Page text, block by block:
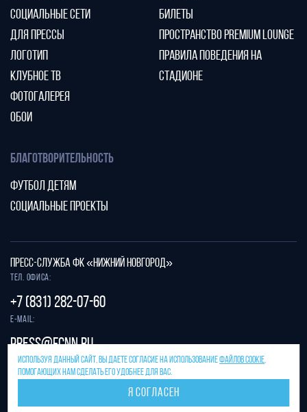
СОЦИАЛЬНЫЕ СЕТИ
ДЛЯ ПРЕССЫ
ЛОГОТИП
КЛУБНОЕ ТВ
ФОТОГАЛЕРЕЯ
ОБОИ
БИЛЕТЫ
ПРОСТРАНСТВО PREMIUM LOUNGE
ПРАВИЛА ПОВЕДЕНИЯ НА
СТАДИОНЕ
БЛАГОТВОРИТЕЛЬНОСТЬ
ФУТБОЛ ДЕТЯМ
СОЦИАЛЬНЫЕ ПРОЕКТЫ
Защита от спама reCAPTCHA.
Конфиденциальностьиусловия использования
ПРЕСС-СЛУЖБА ФК «НИЖНИЙ НОВГОРОД»
Тел. офиса:
+7 (831) 282-07-60
E-mail:
press@fcnn.ru
ИСПОЛЬЗУЯ ДАННЫЙ САЙТ, ВЫ ДАЕТЕ СОГЛАСИЕ НА ИСПОЛЬЗОВАНИЕФАЙЛОВ COOKIE,
ПОМОГАЮЩИХ НАМ СДЕЛАТЬ ЕГО УДОБНЕЕ ДЛЯ ВАС.
Я СОГЛАСЕН